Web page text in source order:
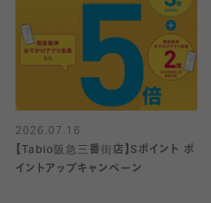
2026.07.16
【Tabio阪急三番街店】Sポイント ポ
イントアップキャンペーン